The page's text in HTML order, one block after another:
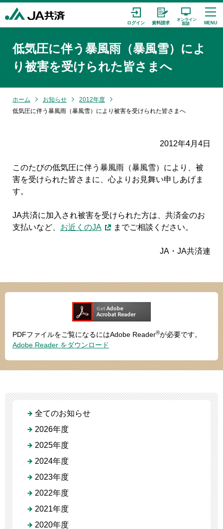
低気圧に伴う暴風雨（暴風雪）によ
り被害を受けられた皆さまへ
ホーム お知らせ
2012年度
低気圧に伴う暴風雨（暴風雪）により被害を受けられた皆さまへ
2012年4月4日
このたびの低気圧に伴う暴風雨（暴風雪）により、被
害を受けられた皆さまに、心よりお見舞い申しあげま
す。
JA共済に加入され被害を受けられた方は、共済金のお
支払いなど、 お近くのJA までご相談ください。
JA・JA共済連
PDFファイルをご覧になるにはAdobe Reader®が必要です。
Adobe Reader をダウンロード
全てのお知らせ
2026年度
2025年度
2024年度
2023年度
2022年度
2021年度
2020年度